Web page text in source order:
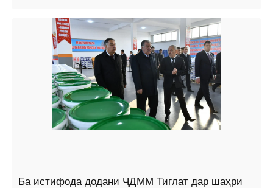
Ба истифода додани ҶДММ Тиглат дар шаҳри